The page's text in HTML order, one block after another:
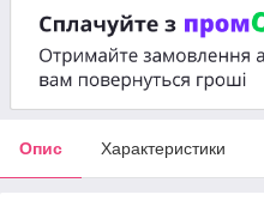
Опис Характеристики